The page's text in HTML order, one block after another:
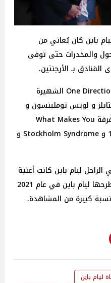
باين كان يُعاني من
والمخدرات حتى توفى
بـ الأرجنتين.
ويكون ليام باين هو نجم فرقة One Direction الشهيرة
و لويس توملينسون و
نايل هوران، ومن أشهر أغاني الفرقة What Makes You
Beautiful و Steal My Girl و 18 و Stockholm Syndrome و
الراحل ليام باين كانت أغنية
مُنفردة بعنوان Sunshine التي طرحها ليام باين في عام 2021
كبيرة من المشاهدة.
ليام باين